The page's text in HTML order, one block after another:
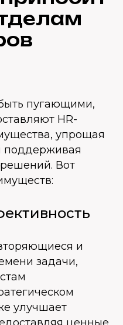
пугающими,
HR-
упрощая
поддерживая
Вот
и
задачи,
улучшает